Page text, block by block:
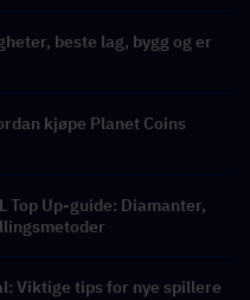
beste lag, bygg og er
kjøpe Planet Coins
Top Up-guide: Diamanter,
Viktige tips for nye spillere